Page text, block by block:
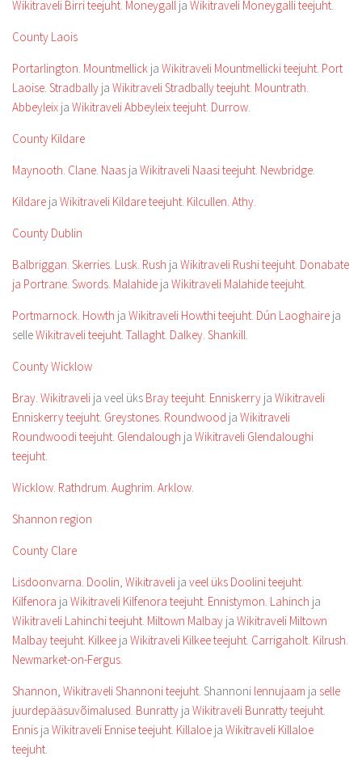
Wikitraveli Birri teejuht. Moneygall ja Wikitraveli Moneygalli teejuht.
County Laois
Portarlington. Mountmellick ja Wikitraveli Mountmellicki teejuht. Port
Laoise. Stradbally ja Wikitraveli Stradbally teejuht. Mountrath.
Abbeyleix ja Wikitraveli Abbeyleix teejuht. Durrow.
County Kildare
Maynooth. Clane. Naas ja Wikitraveli Naasi teejuht. Newbridge.
Kildare ja Wikitraveli Kildare teejuht. Kilcullen. Athy.
County Dublin
Balbriggan. Skerries. Lusk. Rush ja Wikitraveli Rushi teejuht. Donabate
ja Portrane. Swords. Malahide ja Wikitraveli Malahide teejuht.
Portmarnock. Howth ja Wikitraveli Howthi teejuht. Dún Laoghaire ja
selleWikitraveli teejuht. Tallaght. Dalkey. Shankill.
County Wicklow
Bray. Wikitraveli ja veel üks Bray teejuht. Enniskerry ja Wikitraveli
Enniskerry teejuht. Greystones. Roundwood ja Wikitraveli
Roundwoodi teejuht. Glendalough ja Wikitraveli Glendaloughi
teejuht.
Wicklow. Rathdrum. Aughrim. Arklow.
Shannon region
County Clare
Lisdoonvarna. Doolin, Wikitraveli ja veel üks Doolini teejuht.
Kilfenora ja Wikitraveli Kilfenora teejuht. Ennistymon. Lahinch ja
Wikitraveli Lahinchi teejuht. Miltown Malbay ja Wikitraveli Miltown
Malbay teejuht. Kilkee ja Wikitraveli Kilkee teejuht. Carrigaholt. Kilrush.
Newmarket-on-Fergus.
Shannon, Wikitraveli Shannoni teejuht. Shannoni lennujaam ja selle
juurdepääsuvõimalused. Bunratty ja Wikitraveli Bunratty teejuht.
Ennis ja Wikitraveli Ennise teejuht. Killaloe ja Wikitraveli Killaloe
teejuht.